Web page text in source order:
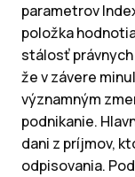
parametrov
položka
stálosť
že v závere
významným
podnikanie.
dani z príjmov,
odpisovania.